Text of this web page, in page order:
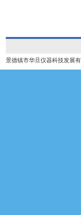
景德镇市华旦仪器科技发展